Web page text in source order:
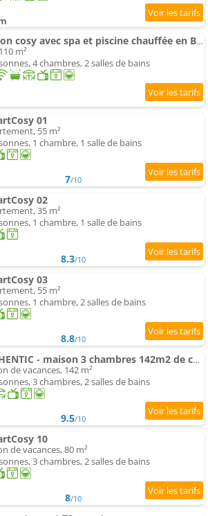
Maison cosy avec spa et piscine chauffée en Bretagne - près Rennes et Vitré
m²
4 chambres, 2 salles de bains
01
55 m²
1 chambre, 1 salle de bains
7/10
02
35 m²
1 chambre, 1 salle de bains
8.3/10
03
55 m²
1 chambre, 2 salles de bains
8.8/10
AUTHENTIC - maison 3 chambres 142m2 de charme & confort
de vacances, 142 m²
3 chambres, 2 salles de bains
9.5/10
10
de vacances, 80 m²
3 chambres, 2 salles de bains
8/10